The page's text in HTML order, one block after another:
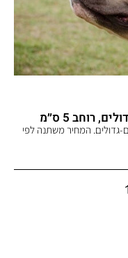
רוחב 5 ס״מ
בינוניים-גדולים. המחיר משתנה לפי